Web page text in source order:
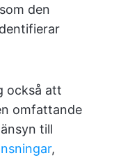
den
också att
omfattande
till
,